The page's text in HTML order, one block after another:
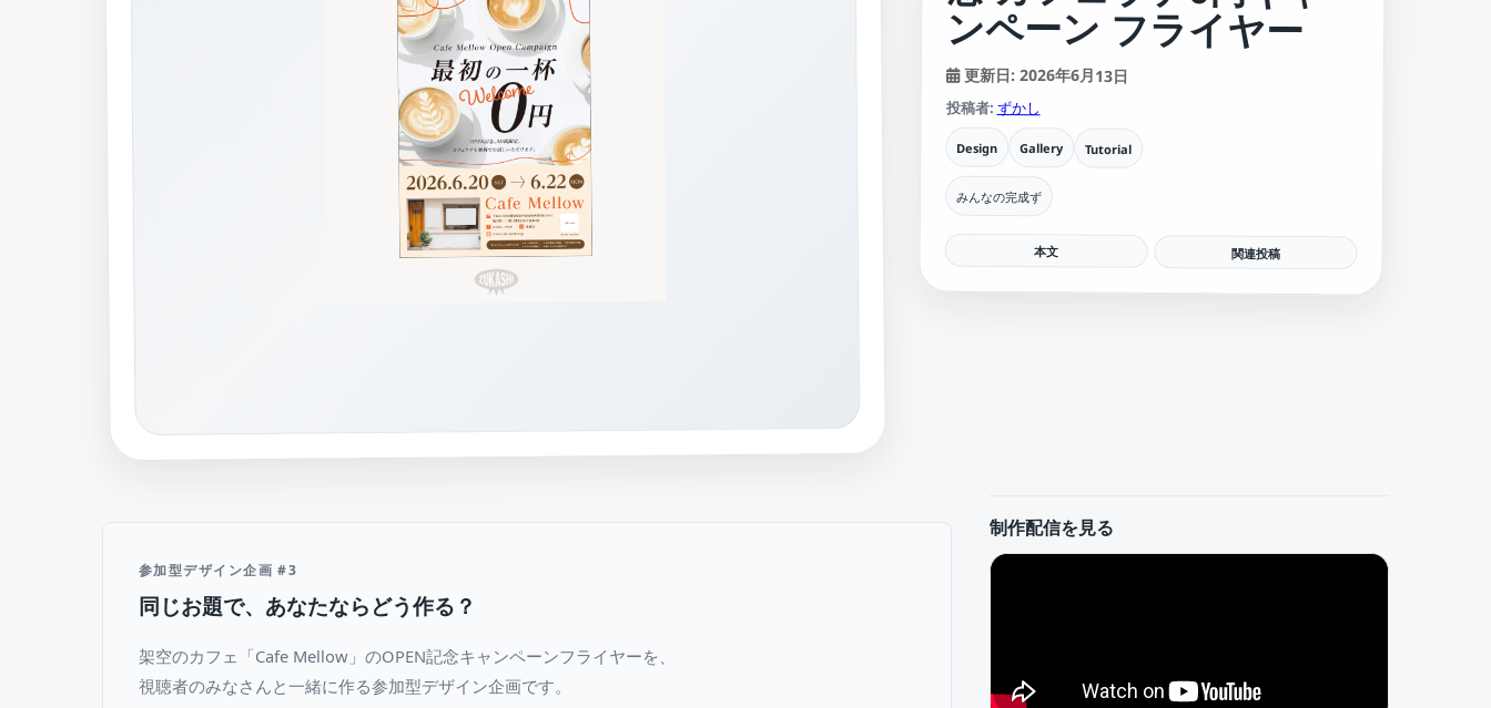
ンペーン フライヤー
更新日: 2026年6月13日
投稿者: ずかし
Design Gallery Tutorial
みんなの完成ず
本文 関連投稿
参加型デザイン企画 #3
同じお題で、あなたならどう作る？
架空のカフェ「Cafe Mellow」のOPEN記念キャンペーンフライヤーを、
視聴者のみなさんと一緒に作る参加型デザイン企画です。
制作配信を見る